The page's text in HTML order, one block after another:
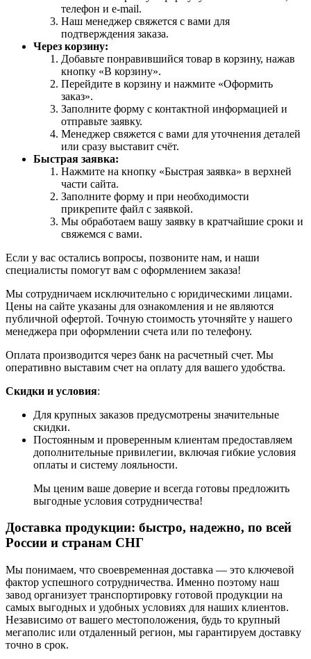
телефон и e-mail.
Наш менеджер свяжется с вами для
подтверждения заказа.
Через корзину:
Добавьте понравившийся товар в корзину, нажав
кнопку «В корзину».
Перейдите в корзину и нажмите «Оформить
заказ».
Заполните форму с контактной информацией и
отправьте заявку.
Менеджер свяжется с вами для уточнения деталей
или сразу выставит счёт.
Быстрая заявка:
Нажмите на кнопку «Быстрая заявка» в верхней
части сайта.
Заполните форму и при необходимости
прикрепите файл с заявкой.
Мы обработаем вашу заявку в кратчайшие сроки и
свяжемся с вами.
Если у вас остались вопросы, позвоните нам, и наши
специалисты помогут вам с оформлением заказа!
Мы сотрудничаем исключительно с юридическими лицами.
Цены на сайте указаны для ознакомления и не являются
публичной офертой. Точную стоимость уточняйте у нашего
менеджера при оформлении счета или по телефону.
Оплата производится через банк на расчетный счет. Мы
оперативно выставим счет на оплату для вашего удобства.
Скидки и условия:
Для крупных заказов предусмотрены значительные
скидки.
Постоянным и проверенным клиентам предоставляем
дополнительные привилегии, включая гибкие условия
оплаты и систему лояльности.
Мы ценим ваше доверие и всегда готовы предложить
выгодные условия сотрудничества!
Доставка продукции: быстро, надежно, по всей
России и странам СНГ
Мы понимаем, что своевременная доставка — это ключевой
фактор успешного сотрудничества. Именно поэтому наш
завод организует транспортировку готовой продукции на
самых выгодных и удобных условиях для наших клиентов.
Независимо от вашего местоположения, будь то крупный
мегаполис или отдаленный регион, мы гарантируем доставку
точно в срок.